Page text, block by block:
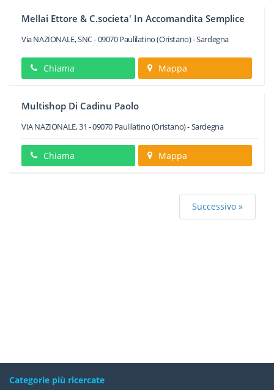
Mellai Ettore & C.societa' In Accomandita Semplice
Via NAZIONALE, SNC-09070Paulilatino(Oristano) -Sardegna
Chiama Mappa
Multishop Di Cadinu Paolo
VIA NAZIONALE, 31 -09070 Paulilatino(Oristano) -Sardegna
Chiama Mappa
Successivo »
Categorie più ricercate